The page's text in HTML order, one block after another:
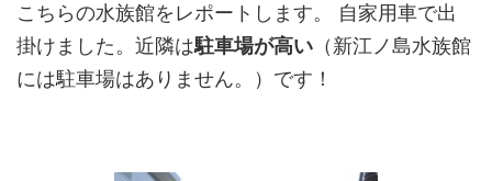
こちらの水族館をレポートします。 自家用車で出
掛けました。近隣は駐車場が高い （新江ノ島水族館
には駐車場はありません。）です！